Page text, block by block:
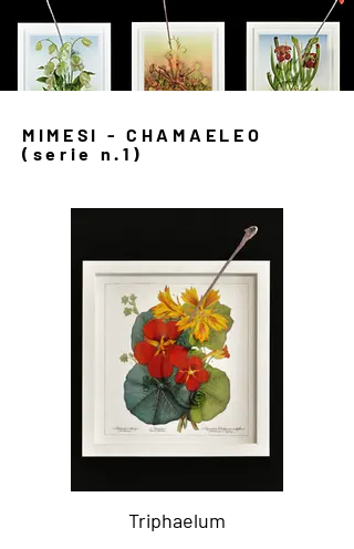
MIMESI - CHAMAELEO
(serie n.1)
Triphaelum